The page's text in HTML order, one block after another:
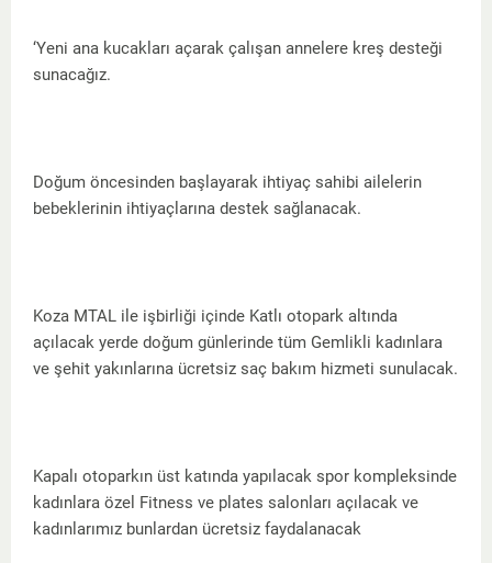
‘Yeni ana kucakları açarak çalışan annelere kreş desteği
sunacağız.
Doğum öncesinden başlayarak ihtiyaç sahibi ailelerin
bebeklerinin ihtiyaçlarına destek sağlanacak.
Koza MTAL ile işbirliği içinde Katlı otopark altında
açılacak yerde doğum günlerinde tüm Gemlikli kadınlara
ve şehit yakınlarına ücretsiz saç bakım hizmeti sunulacak.
Kapalı otoparkın üst katında yapılacak spor kompleksinde
kadınlara özel Fitness ve plates salonları açılacak ve
kadınlarımız bunlardan ücretsiz faydalanacak